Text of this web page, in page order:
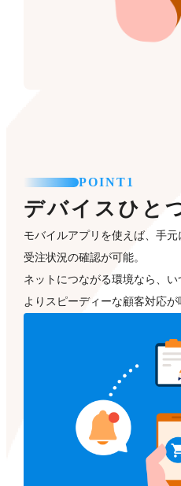
POINT1
デバイスひと
モバイルアプリを使えば、手
受注状況の確認が可能。
ネットにつながる環境なら、い
よりスピーディーな顧客対応が